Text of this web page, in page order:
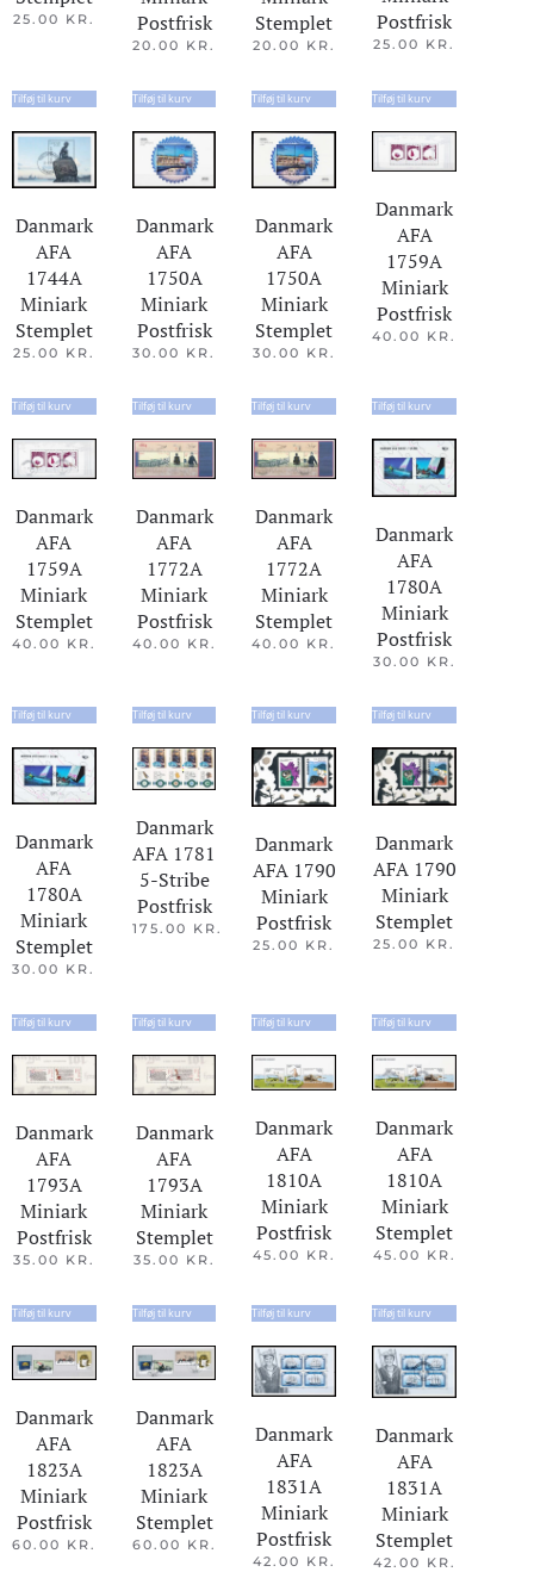
25.00 KR.
Tilføj til kurv
Postfrisk
20.00 KR.
Tilføj til kurv
Stemplet
20.00 KR.
Tilføj til kurv
Postfrisk
25.00 KR.
Tilføj til kurv
Danmark
AFA
1744A
Miniark
Stemplet
25.00 KR.
Tilføj til kurv
Danmark
AFA
1750A
Miniark
Postfrisk
30.00 KR.
Tilføj til kurv
Danmark
AFA
1750A
Miniark
Stemplet
30.00 KR.
Tilføj til kurv
Danmark
AFA
1759A
Miniark
Postfrisk
40.00 KR.
Tilføj til kurv
Danmark
AFA
1759A
Miniark
Stemplet
40.00 KR.
Tilføj til kurv
Danmark
AFA
1772A
Miniark
Postfrisk
40.00 KR.
Tilføj til kurv
Danmark
AFA
1772A
Miniark
Stemplet
40.00 KR.
Tilføj til kurv
Danmark
AFA
1780A
Miniark
Postfrisk
30.00 KR.
Tilføj til kurv
Danmark
AFA
1780A
Miniark
Stemplet
30.00 KR.
Tilføj til kurv
Danmark
AFA 1781
5-Stribe
Postfrisk
175.00 KR.
Tilføj til kurv
Danmark
AFA 1790
Miniark
Postfrisk
25.00 KR.
Tilføj til kurv
Danmark
AFA 1790
Miniark
Stemplet
25.00 KR.
Tilføj til kurv
Danmark
AFA
1793A
Miniark
Postfrisk
35.00 KR.
Tilføj til kurv
Danmark
AFA
1793A
Miniark
Stemplet
35.00 KR.
Tilføj til kurv
Danmark
AFA
1810A
Miniark
Postfrisk
45.00 KR.
Tilføj til kurv
Danmark
AFA
1810A
Miniark
Stemplet
45.00 KR.
Tilføj til kurv
Danmark
AFA
1823A
Miniark
Postfrisk
60.00 KR.
Danmark
AFA
1823A
Miniark
Stemplet
60.00 KR.
Danmark
AFA
1831A
Miniark
Postfrisk
42.00 KR.
Danmark
AFA
1831A
Miniark
Stemplet
42.00 KR.